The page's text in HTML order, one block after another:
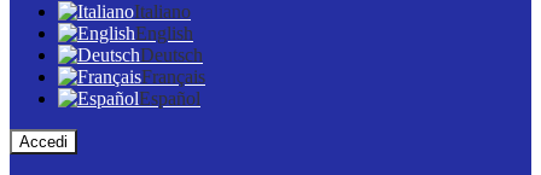
Italiano
English
Deutsch
Français
Español
Accedi